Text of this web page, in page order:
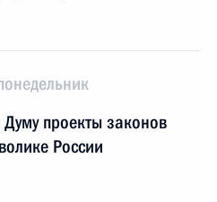
проекты законов
России